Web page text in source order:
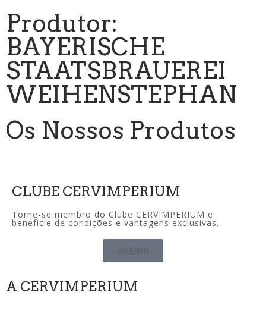
Produtor:
BAYERISCHE
STAATSBRAUEREI
WEIHENSTEPHAN
Os Nossos Produtos
CLUBE CERVIMPERIUM
Torne-se membro do Clube CERVIMPERIUM e
beneficie de condições e vantagens exclusivas.
ADERIR
A CERVIMPERIUM